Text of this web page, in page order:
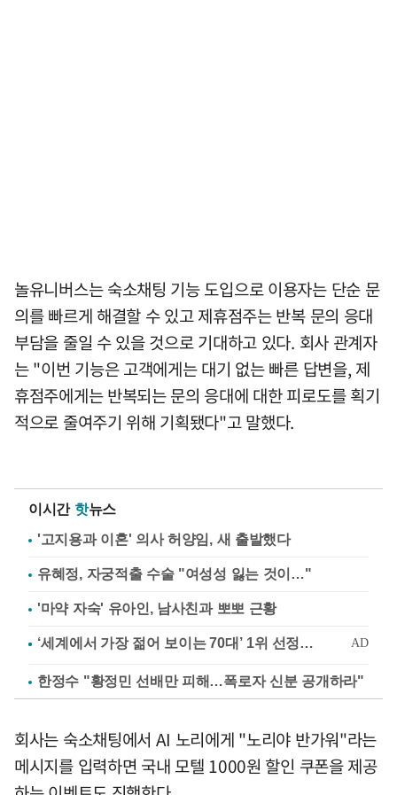
놀유니버스는 숙소채팅 기능 도입으로 이용자는 단순 문
의를 빠르게 해결할 수 있고 제휴점주는 반복 문의 응대
부담을 줄일 수 있을 것으로 기대하고 있다. 회사 관계자
는 "이번 기능은 고객에게는 대기 없는 빠른 답변을, 제
휴점주에게는 반복되는 문의 응대에 대한 피로도를 획기
적으로 줄여주기 위해 기획됐다"고 말했다.
이시간 핫뉴스
'고지용과 이혼' 의사 허양임, 새 출발했다
유혜정, 자궁적출 수술 "여성성 잃는 것이…"
'마약 자숙' 유아인, 남사친과 뽀뽀 근황
한정수 "황정민 선배만 피해…폭로자 신분 공개하라"
회사는 숙소채팅에서 AI 노리에게 "노리야 반가워"라는
메시지를 입력하면 국내 모텔 1000원 할인 쿠폰을 제공